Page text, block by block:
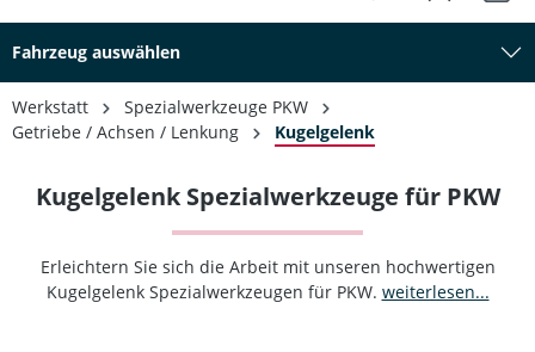
Fahrzeug auswählen
Werkstatt
Spezialwerkzeuge PKW
Getriebe / Achsen / Lenkung
Kugelgelenk
Kugelgelenk Spezialwerkzeuge für PKW
Erleichtern Sie sich die Arbeit mit unseren hochwertigen
Kugelgelenk Spezialwerkzeugen für PKW. weiterlesen...